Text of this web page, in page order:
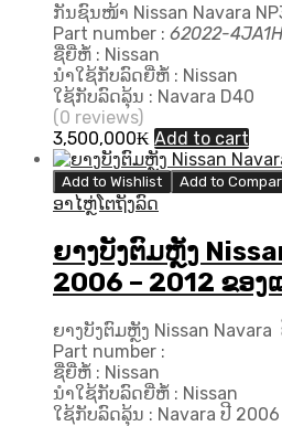
ກັນຊົນໜ້າ Nissan Navara
Part number : 62022-4JA1H
ຊື່ຍີ່ຫໍ້ : Nissan
ນຳໃຊ້ກັບລົດຍີ່ຫໍ້ : Nissan
ໃຊ້ກັບລົດລຸ້ນ : Navara D40
(0 reviews)
3,500,000₭ Add to cart
Add to Wishlist Add to
ອາໄຫຼ່ໂຕຖັງລົດ
ຍາງບັງຕົມຫຼັງ
2006 – 2012 ຂອງ
ຍາງບັງຕົມຫຼັງ Nissan
Part number :
ຊື່ຍີ່ຫໍ້ : Nissan
ນຳໃຊ້ກັບລົດຍີ່ຫໍ້ : Nissan
ໃຊ້ກັບລົດລຸ້ນ : Navara ປີ​ 2006